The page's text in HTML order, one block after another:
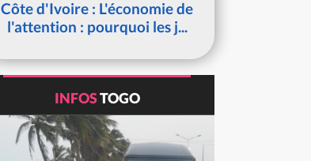
Côte d'Ivoire : L'économie de
l'attention : pourquoi les j...
INFOSTOGO